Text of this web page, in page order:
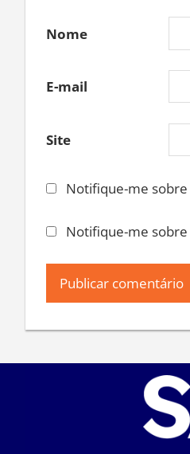
Nome
E-mail
Site
Notifique-me
Notifique-me sobre